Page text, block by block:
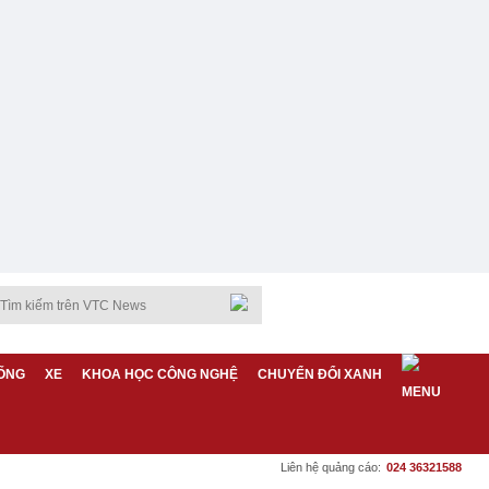
XE KHOA HỌC CÔNG NGHỆ CHUYỂN ĐỔI XANH
Liên hệ quảng cáo: 024 36321588